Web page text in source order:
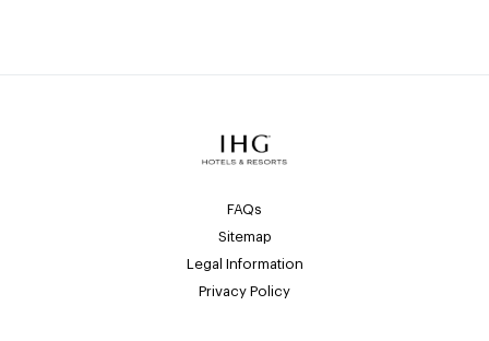
FAQs
Sitemap
Legal Information
Privacy Policy